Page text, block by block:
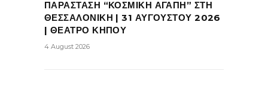
ΠΑΡΑΣΤΑΣΗ “ΚΟΣΜΙΚΗ ΑΓΑΠΗ” ΣΤΗ
ΘΕΣΣΑΛΟΝΙΚΗ | 31 ΑΥΓΟΥΣΤΟΥ 2026
| ΘΕΑΤΡΟ ΚΗΠΟΥ
4 August 2026